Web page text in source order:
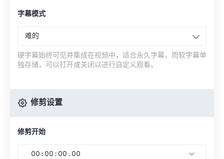
字幕模式
难的
硬字幕始终可见并集成在视频中，适合永久字幕，而软字幕单
独存储，可以打开或关闭以进行自定义观看。
修剪设置
修剪开始
00 : 00 : 00 . 00